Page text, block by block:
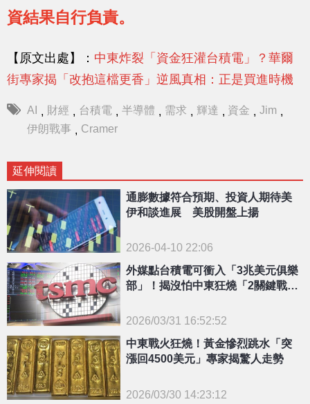
資結果自行負責。
【原文出處】： 中東炸裂「資金狂灌台積電」？華爾
街專家揭「改抱這檔更香」逆風真相：正是買進時機
AI , 財經 , 台積電 , 半導體 , 需求 , 輝達 , 資金 , Jim ,
伊朗戰事 , Cramer
延伸閱讀
通膨數據符合預期、投資人期待美
伊和談進展 美股開盤上揚
2026-04-10 22:06
{PLAYICON}
外媒點台積電可衝入「3兆美元俱樂
部」！揭沒怕中東狂燒「2關鍵戰
2026/03/31 16:52:52
中東戰火狂燒！黃金慘烈跳水「突
漲回4500美元」專家揭驚人走勢
2026/03/30 14:23:12